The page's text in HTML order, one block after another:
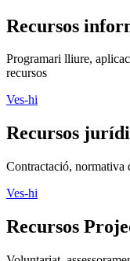
Recursos
Programari lliure,
recursos
Ves-hi
Recursos
Contractació, normativa
Ves-hi
Recursos